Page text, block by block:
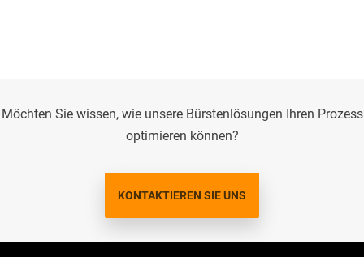
Möchten Sie wissen, wie unsere Bürstenlösungen Ihren Prozess
optimieren können?
KONTAKTIEREN SIE UNS